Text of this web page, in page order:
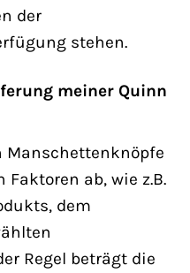
der
stehen.
meiner Quinn
Manschettenknöpfe
ab, wie z.B.
dem
Regel beträgt die